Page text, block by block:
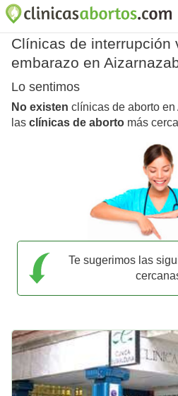
Clínicas de interrupción
embarazo en
Lo sentimos
No existen clínicas de aborto
las clínicas de aborto más
Te sugerimos las